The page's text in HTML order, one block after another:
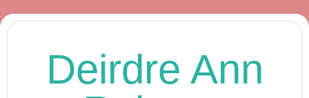
Deirdre Ann